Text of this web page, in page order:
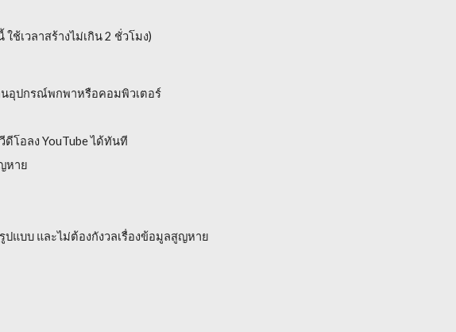
ช้เวลาสร้างไม่เกิน 2 ชั่วโมง)
นอุปกรณ์พกพาหรือคอมพิวเตอร์
โอลง YouTube ได้ทันที
หาย
แบบ และไม่ต้องกังวลเรื่องข้อมูลสูญหาย